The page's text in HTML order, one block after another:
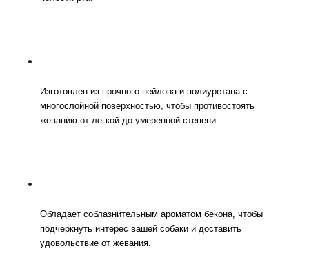
Изготовлен из прочного нейлона и полиуретана с
многослойной поверхностью, чтобы противостоять
жеванию от легкой до умеренной степени.
Обладает соблазнительным ароматом бекона, чтобы
подчеркнуть интерес вашей собаки и доставить
удовольствие от жевания.